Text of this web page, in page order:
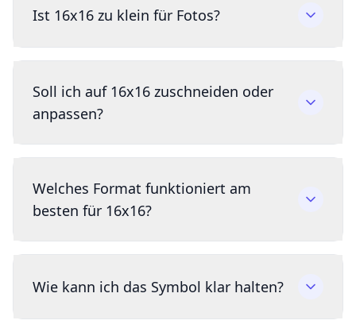
Ist 16x16 zu klein für Fotos?
Soll ich auf 16x16 zuschneiden oder
anpassen?
Welches Format funktioniert am
besten für 16x16?
Wie kann ich das Symbol klar halten?